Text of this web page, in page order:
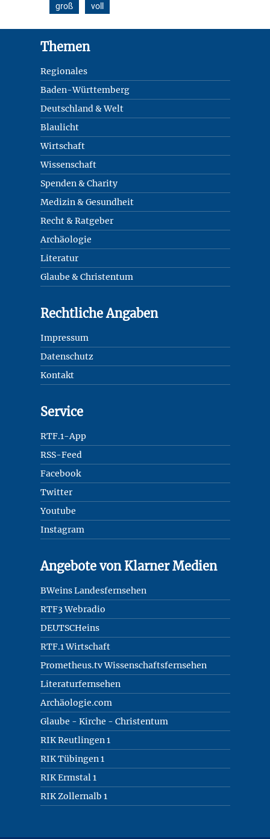
groß voll
Themen
Regionales
Baden-Württemberg
Deutschland & Welt
Blaulicht
Wirtschaft
Wissenschaft
Spenden & Charity
Medizin & Gesundheit
Recht & Ratgeber
Archäologie
Literatur
Glaube & Christentum
Rechtliche Angaben
Impressum
Datenschutz
Kontakt
Service
RTF.1-App
RSS-Feed
Facebook
Twitter
Youtube
Instagram
Angebote von Klarner Medien
BWeins Landesfernsehen
RTF3 Webradio
DEUTSCHeins
RTF.1 Wirtschaft
Prometheus.tv Wissenschaftsfernsehen
Literaturfernsehen
Archäologie.com
Glaube - Kirche - Christentum
RIK Reutlingen 1
RIK Tübingen 1
RIK Ermstal 1
RIK Zollernalb 1